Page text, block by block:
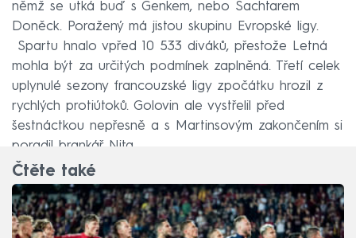
němž se utká buď s Genkem, nebo Šachtarem
Doněck. Poražený má jistou skupinu Evropské ligy.
Spartu hnalo vpřed 10 533 diváků, přestože Letná
mohla být za určitých podmínek zaplněná. Třetí celek
uplynulé sezony francouzské ligy zpočátku hrozil z
rychlých protiútoků. Golovin ale vystřelil před
šestnáctkou nepřesně a s Martinsovým zakončením si
poradil brankář Nita.
Čtěte také